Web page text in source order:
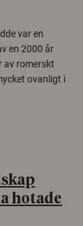
var en
en 2000 år
av romerskt
ovanligt i
hotade